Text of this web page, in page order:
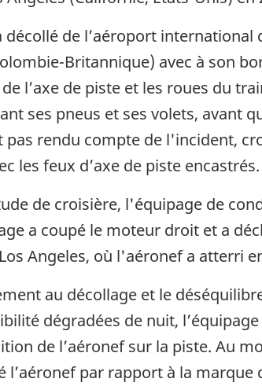
décollé de l’aéroport
Britannique) avec à son
l’axe de piste et les roues du
ses pneus et ses volets, avant
pas rendu compte de l'incident,
les feux d’axe de piste encastrés.
de croisière, l'équipage de
a coupé le moteur droit et a
Angeles, où l'aéronef a atterri
au décollage et le
dégradées de nuit,
de l’aéronef sur la piste. Au
par rapport à la marque